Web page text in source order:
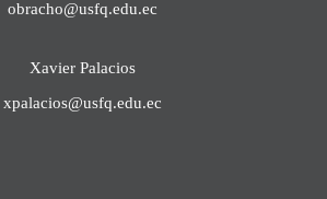
obracho@usfq.edu.ec
Xavier Palacios
xpalacios@usfq.edu.ec